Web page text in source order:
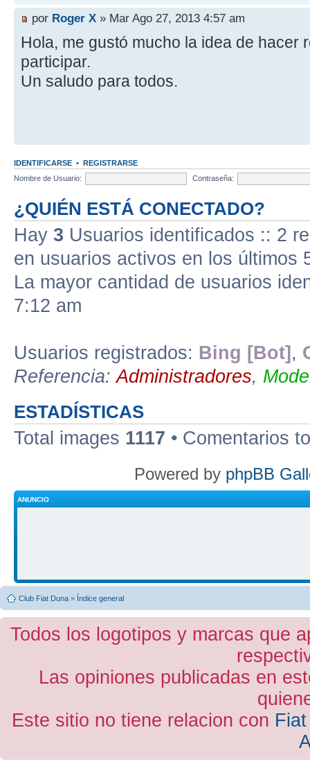
por Roger X » Mar Ago 27, 2013 4:57 am
Hola, me gustó mucho la idea de hacer
participar.
Un saludo para todos.
IDENTIFICARSE • REGISTRARSE
Nombre de Usuario:
Contraseña:
¿QUIÉN ESTÁ CONECTADO?
Hay 3 Usuarios identificados :: 2
en usuarios activos en los últimos
La mayor cantidad de usuarios
7:12 am
Usuarios registrados: Bing [Bot] ,
Referencia:Administradores,
ESTADÍSTICAS
Total images 1117 • Comentarios
Powered by phpBB
ANUNCIO
Club Fiat Duna » Índice general
Todos los logotipos y marcas que
Las opiniones publicadas en
Este sitio no tiene relacion con